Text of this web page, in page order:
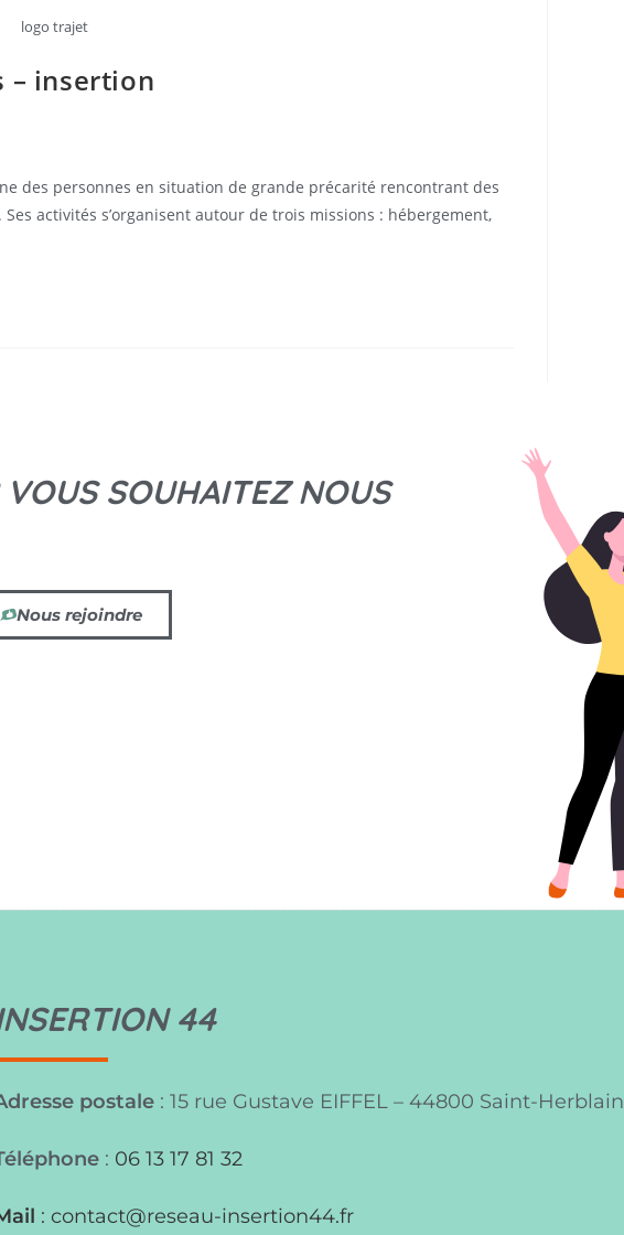
logo trajet
– insertion
des personnes en situation de grande précarité rencontrant des
activités s’organisent autour de trois missions : hébergement,
SOUHAITEZ NOUS
Nous rejoindre
44
postale: 15 rue Gustave EIFFEL – 44800 Saint-Herblain
: 06 13 17 81 32
: contact@reseau-insertion44.fr